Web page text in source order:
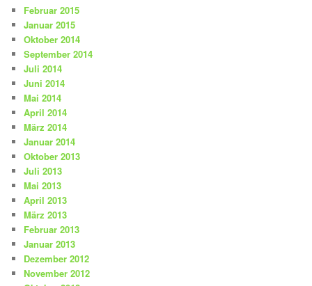
Februar 2015
Januar 2015
Oktober 2014
September 2014
Juli 2014
Juni 2014
Mai 2014
April 2014
März 2014
Januar 2014
Oktober 2013
Juli 2013
Mai 2013
April 2013
März 2013
Februar 2013
Januar 2013
Dezember 2012
November 2012